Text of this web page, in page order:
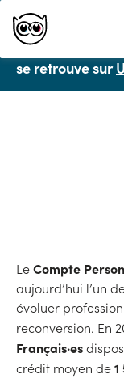
Ulule ne
recommande
se retrouve sur
Toutes les ressources
LeCompte
aujourd’hui l’un
évoluer
reconversion. En
Français·es
crédit moyen de